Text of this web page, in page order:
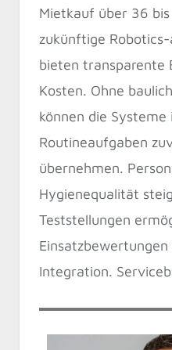
Mietkauf über 36
zukünftige
bieten transparente
Kosten. Ohne
können die
Routineaufgaben
übernehmen.
Hygienequalität
Teststellungen
Integration.